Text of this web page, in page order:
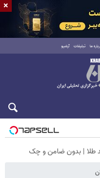
ما تبلیغات آرشیو
×